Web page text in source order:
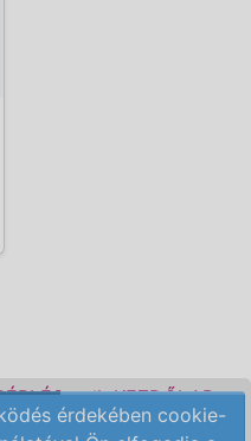
KEZDŐLAP
FELTÉTELEK
érdekében cookie-